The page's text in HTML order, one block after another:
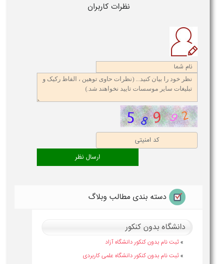
نظرات کاربران
دسته بندی مطالب وبلاگ
دانشگاه بدون کنکور
» ثبت نام بدون کنکور دانشگاه آزاد
» ثبت نام بدون کنکور دانشگاه علمی کاربردی